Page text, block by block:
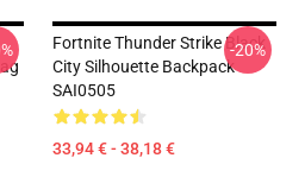
Fortnite Thunder Strike Black
City Silhouette Backpack
SAI0505
33,94 € - 38,18 €
-20%